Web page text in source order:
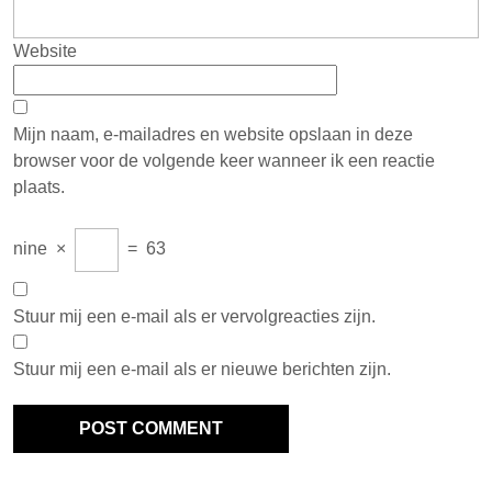
Website
Mijn naam, e-mailadres en website opslaan in deze
browser voor de volgende keer wanneer ik een reactie
plaats.
nine × = 63
Stuur mij een e-mail als er vervolgreacties zijn.
Stuur mij een e-mail als er nieuwe berichten zijn.